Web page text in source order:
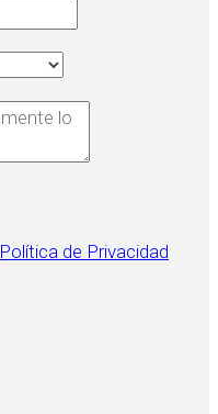
Política de Privacidad